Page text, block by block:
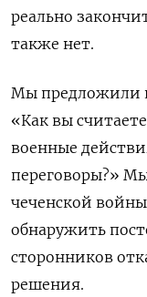
реально
также нет.
Мы предложили
«Как вы
военные
переговоры?»
чеченской
обнаружить
сторонников
решения.